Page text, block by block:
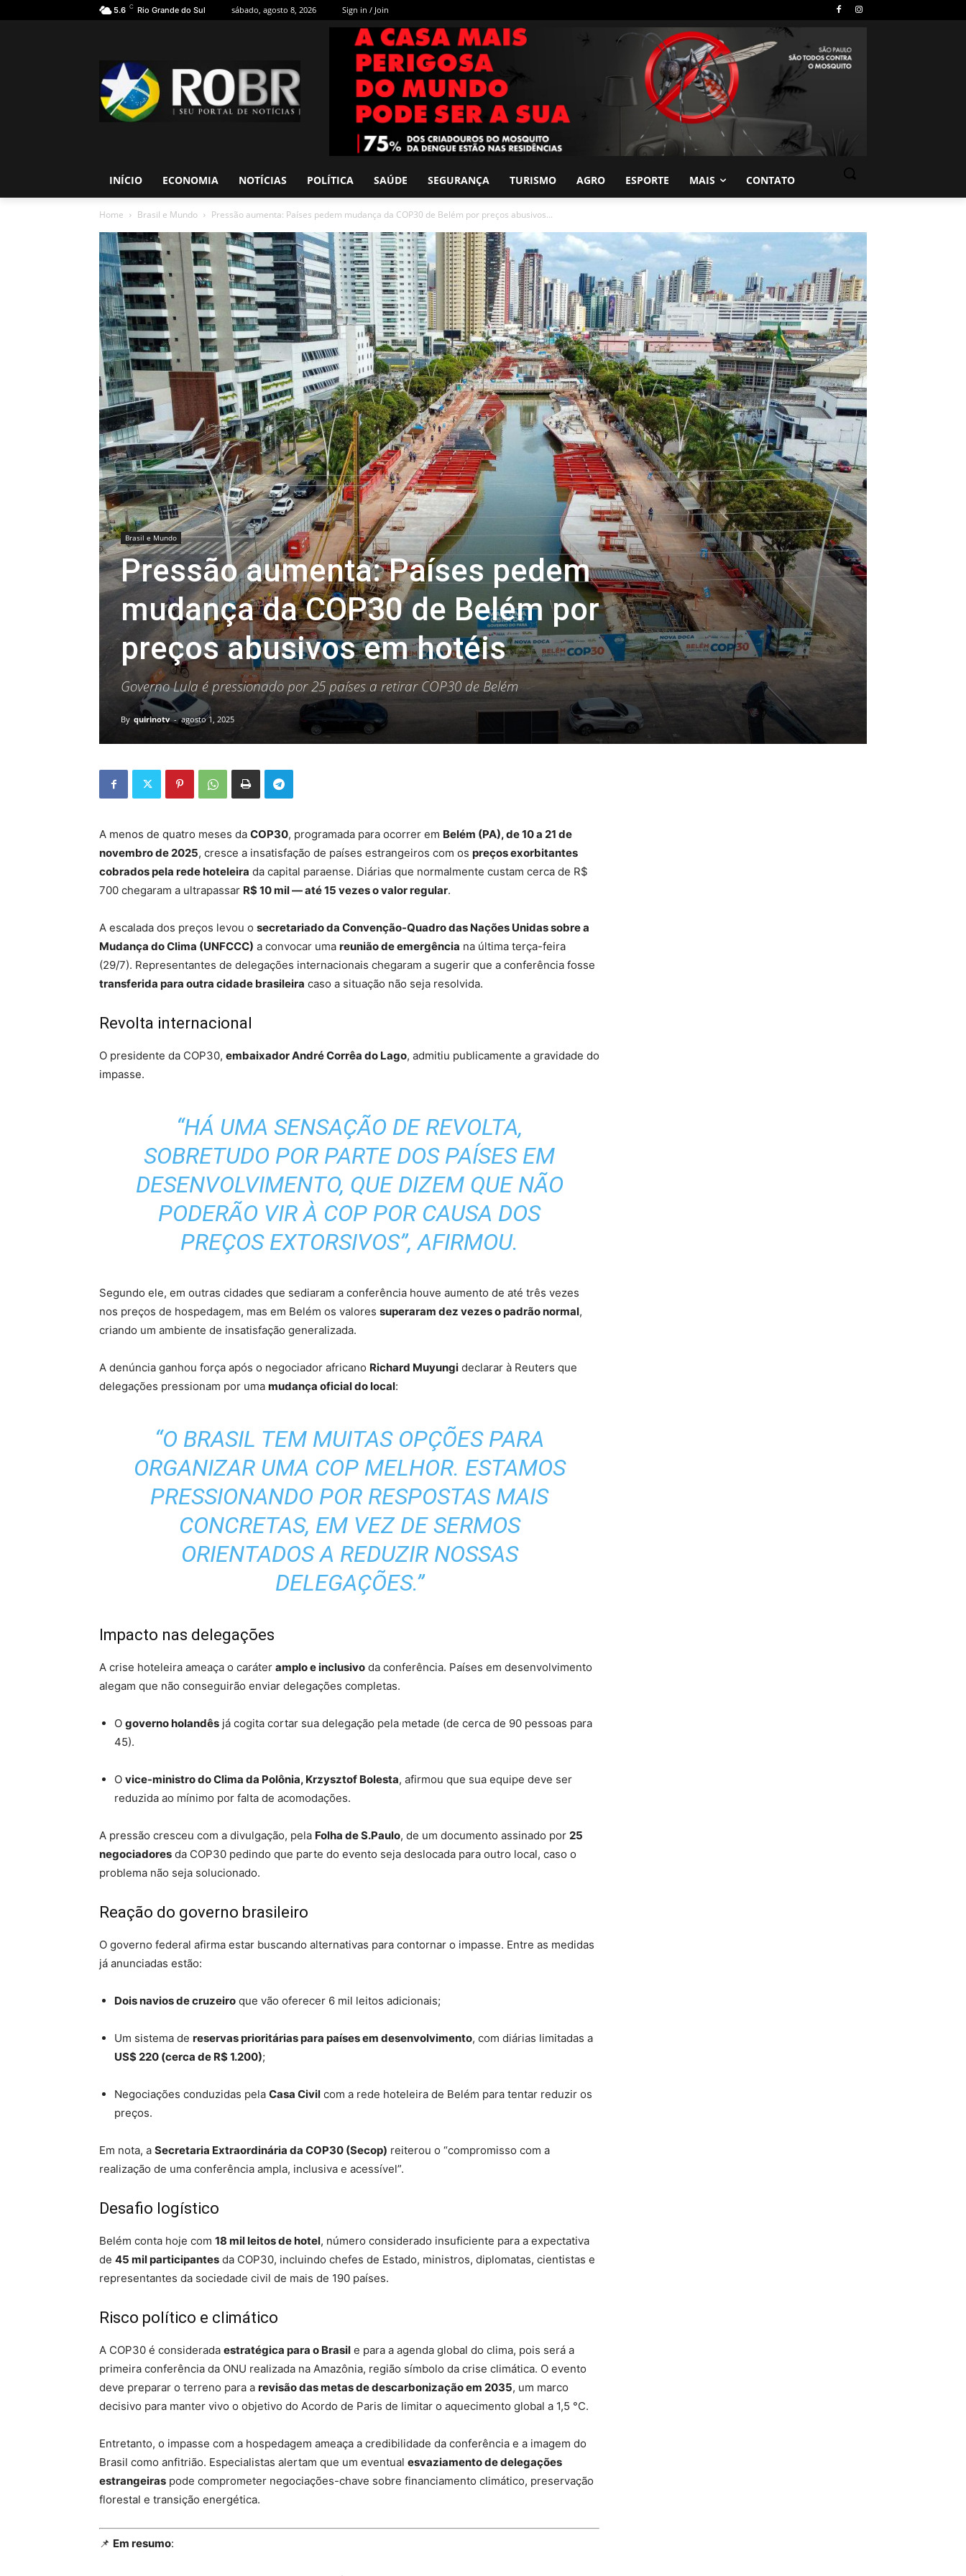
5.6 C Rio Grande do Sul sábado, agosto 8, 2026 Sign in / Join
INÍCIO ECONOMIA NOTÍCIAS POLÍTICA SAÚDE SEGURANÇA TURISMO AGRO ESPORTE MAIS CONTATO
Home Brasil e Mundo Pressão aumenta: Países pedem mudança da COP30 de Belém por preços abusivos...
Brasil e Mundo
Pressão aumenta: Países pedem
mudança da COP30 de Belém por
preços abusivos em hotéis
Governo Lula é pressionado por 25 países a retirar COP30 de Belém
By quirinotv - agosto 1, 2025
A menos de quatro meses da COP30, programada para ocorrer em Belém (PA), de 10 a 21 de
novembro de 2025, cresce a insatisfação de países estrangeiros com os preços exorbitantes
cobrados pela rede hoteleira da capital paraense. Diárias que normalmente custam cerca de R$
700 chegaram a ultrapassar R$ 10 mil — até 15 vezes o valor regular.
A escalada dos preços levou o secretariado da Convenção-Quadro das Nações Unidas sobre a
Mudança do Clima (UNFCCC) a convocar uma reunião de emergência na última terça-feira
(29/7). Representantes de delegações internacionais chegaram a sugerir que a conferência fosse
transferida para outra cidade brasileira caso a situação não seja resolvida.
Revolta internacional
O presidente da COP30, embaixador André Corrêa do Lago, admitiu publicamente a gravidade do
impasse.
“HÁ UMA SENSAÇÃO DE REVOLTA,
SOBRETUDO POR PARTE DOS PAÍSES EM
DESENVOLVIMENTO, QUE DIZEM QUE NÃO
PODERÃO VIR À COP POR CAUSA DOS
PREÇOS EXTORSIVOS”, AFIRMOU.
Segundo ele, em outras cidades que sediaram a conferência houve aumento de até três vezes
nos preços de hospedagem, mas em Belém os valores superaram dez vezes o padrão normal,
criando um ambiente de insatisfação generalizada.
A denúncia ganhou força após o negociador africano Richard Muyungi declarar à Reuters que
delegações pressionam por uma mudança oficial do local:
“O BRASIL TEM MUITAS OPÇÕES PARA
ORGANIZAR UMA COP MELHOR. ESTAMOS
PRESSIONANDO POR RESPOSTAS MAIS
CONCRETAS, EM VEZ DE SERMOS
ORIENTADOS A REDUZIR NOSSAS
DELEGAÇÕES.”
Impacto nas delegações
A crise hoteleira ameaça o caráter amplo e inclusivo da conferência. Países em desenvolvimento
alegam que não conseguirão enviar delegações completas.
O governo holandês já cogita cortar sua delegação pela metade (de cerca de 90 pessoas para
45).
O vice-ministro do Clima da Polônia, Krzysztof Bolesta, afirmou que sua equipe deve ser
reduzida ao mínimo por falta de acomodações.
A pressão cresceu com a divulgação, pela Folha de S.Paulo, de um documento assinado por 25
negociadores da COP30 pedindo que parte do evento seja deslocada para outro local, caso o
problema não seja solucionado.
Reação do governo brasileiro
O governo federal afirma estar buscando alternativas para contornar o impasse. Entre as medidas
já anunciadas estão:
Dois navios de cruzeiro que vão oferecer 6 mil leitos adicionais;
Um sistema de reservas prioritárias para países em desenvolvimento, com diárias limitadas a
US$ 220 (cerca de R$ 1.200);
Negociações conduzidas pela Casa Civil com a rede hoteleira de Belém para tentar reduzir os
preços.
Em nota, a Secretaria Extraordinária da COP30 (Secop) reiterou o “compromisso com a
realização de uma conferência ampla, inclusiva e acessível”.
Desafio logístico
Belém conta hoje com 18 mil leitos de hotel, número considerado insuficiente para a expectativa
de 45 mil participantes da COP30, incluindo chefes de Estado, ministros, diplomatas, cientistas e
representantes da sociedade civil de mais de 190 países.
Risco político e climático
A COP30 é considerada estratégica para o Brasil e para a agenda global do clima, pois será a
primeira conferência da ONU realizada na Amazônia, região símbolo da crise climática. O evento
deve preparar o terreno para a revisão das metas de descarbonização em 2035, um marco
decisivo para manter vivo o objetivo do Acordo de Paris de limitar o aquecimento global a 1,5 °C.
Entretanto, o impasse com a hospedagem ameaça a credibilidade da conferência e a imagem do
Brasil como anfitrião. Especialistas alertam que um eventual esvaziamento de delegações
estrangeiras pode comprometer negociações-chave sobre financiamento climático, preservação
florestal e transição energética.
📌 Em resumo: